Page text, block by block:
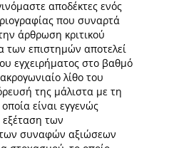
αποδέκτες ενός
που συναρτά
άρθρωση κριτικού
των επιστημών αποτελεί
εγχειρήματος στο βαθμό
λίθο του
της μάλιστα με τη
είναι εγγενώς
των
συναφών αξιώσεων